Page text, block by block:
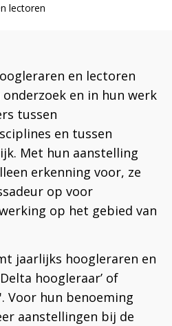
lectoren
en lectoren
en in hun werk
tussen
en tussen
Met hun aanstelling
erkenning voor, ze
op voor
op het gebied van
jaarlijks hoogleraren en
hoogleraar’ of
Voor hun benoeming
aanstellingen bij de